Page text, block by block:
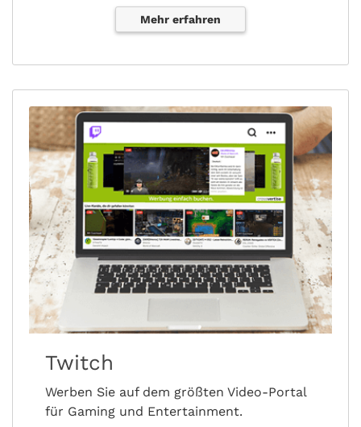
Mehr erfahren
Twitch
Werben Sie auf dem größten Video-Portal
für Gaming und Entertainment.